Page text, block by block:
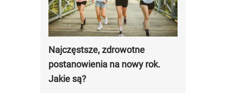
Najczęstsze, zdrowotne
postanowienia na nowy rok.
Jakie są?